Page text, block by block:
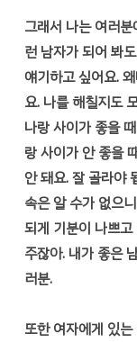
그래서 나는 여러
런 남자가 되어 봐
얘기하고 싶어요.
요. 나를 해칠지도
나랑 사이가 좋을
랑 사이가 안 좋을
안 돼요. 잘 골라야
속은 알 수가 없으
되게 기분이 나쁘
주잖아. 내가 좋은
러분.
또한 여자에게 있